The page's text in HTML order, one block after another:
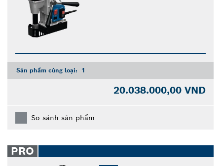
Sản phẩm cùng loại: 1
20.038.000,00 VND
So sánh sản phẩm
PRO